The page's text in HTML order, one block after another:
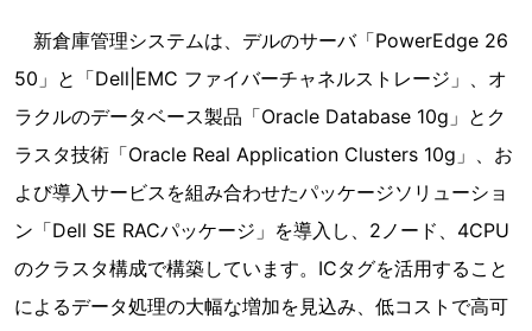
新倉庫管理システムは、デルのサーバ「PowerEdge 26
50」と「Dell|EMC ファイバーチャネルストレージ」、オ
ラクルのデータベース製品「Oracle Database 10g」とク
ラスタ技術「Oracle Real Application Clusters 10g」、お
よび導入サービスを組み合わせたパッケージソリューショ
ン「Dell SE RACパッケージ」を導入し、2ノード、4CPU
のクラスタ構成で構築しています。ICタグを活用すること
によるデータ処理の大幅な増加を見込み、低コストで高可